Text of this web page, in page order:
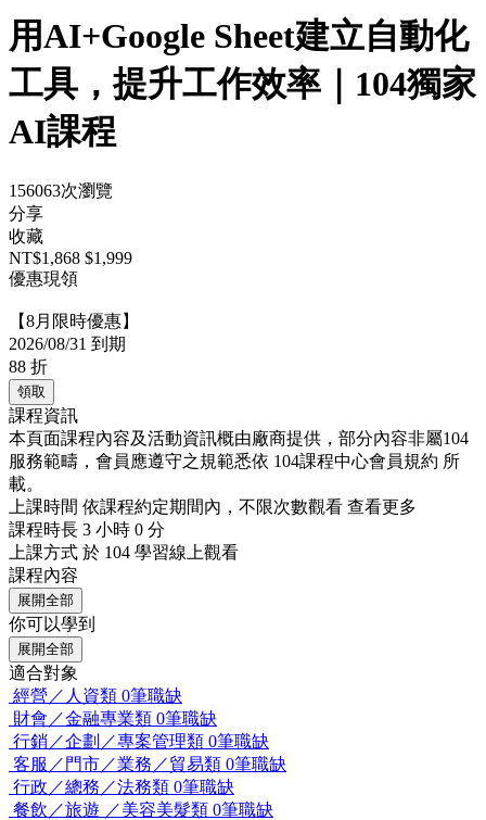
用AI+Google Sheet建立自動化
工具，提升工作效率｜104獨家
AI課程
156063次瀏覽
分享
收藏
NT$1,868 $1,999
優惠現領
【8月限時優惠】
2026/08/31 到期
88 折
領取
課程資訊
本頁面課程內容及活動資訊概由廠商提供，部分內容非屬104
服務範疇，會員應遵守之規範悉依 104課程中心會員規約 所
載。
上課時間 依課程約定期間內，不限次數觀看 查看更多
課程時長 3 小時 0 分
上課方式 於 104 學習線上觀看
課程內容
展開全部
你可以學到
展開全部
適合對象
經營／人資類 0筆職缺
財會／金融專業類 0筆職缺
行銷／企劃／專案管理類 0筆職缺
客服／門市／業務／貿易類 0筆職缺
行政／總務／法務類 0筆職缺
餐飲／旅遊 ／美容美髮類 0筆職缺